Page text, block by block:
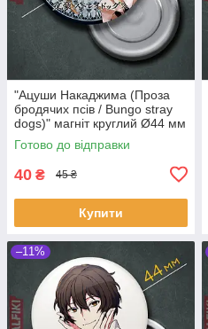
"Ацуши Накаджима (Проза
бродячих псів / Bungo stray
dogs)" магніт круглий Ø44 мм
Готово до відправки
40 ₴ 45 ₴
Купити
–11%